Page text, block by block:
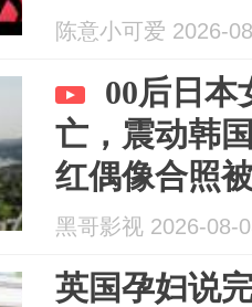
陈意小可爱 2026-
00后日本
亡，震动韩
红偶像合照
黑哥影视 2026-08-
英国孕妇说